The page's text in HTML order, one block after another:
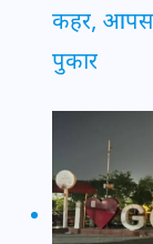
कहर, आपस
पुकार